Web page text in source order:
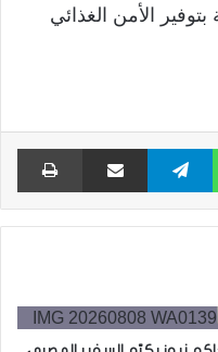
الأمن الغذائي
واتساب تيلقرام مشاركة عبر البريد